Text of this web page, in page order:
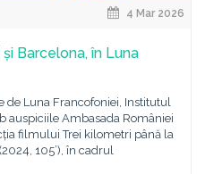
4 Mar 2026
Barcelona, în Luna
Luna Francofoniei, Institutul
auspiciile Ambasada României
filmului Trei kilometri până la
105’), în cadrul